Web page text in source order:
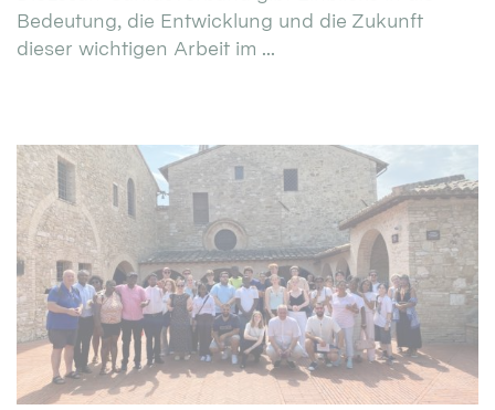
Bedeutung, die Entwicklung und die Zukunft
dieser wichtigen Arbeit im ...